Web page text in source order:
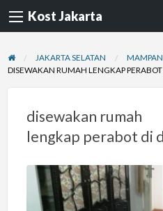
Kost Jakarta
JAKARTA SELATAN
DISEWAKAN RUMAH LENGKAP PERABOT
disewakan rumah
lengkap perabot di